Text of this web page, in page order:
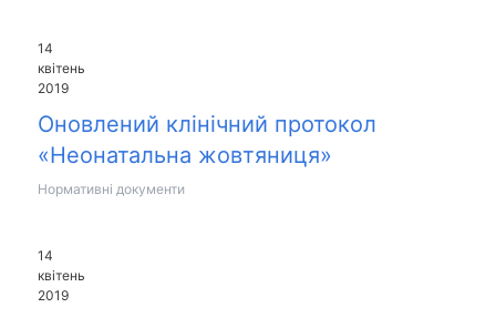
14
квітень
2019
Оновлений клінічний протокол
«Неонатальна жовтяниця»
Нормативні документи
14
квітень
2019